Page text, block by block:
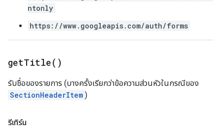
ntonly
https://www.googleapis.com/auth/forms
getTitle( )
รับชื่อของรายการ (บางครั้งเรียกว่าข้อความส่วนหัวในกรณีของ
SectionHeaderItem )
รีเทิร์น